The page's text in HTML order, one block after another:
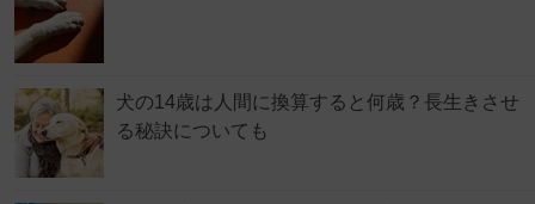
犬の14歳は人間に換算すると何歳？長生きさせ
る秘訣についても